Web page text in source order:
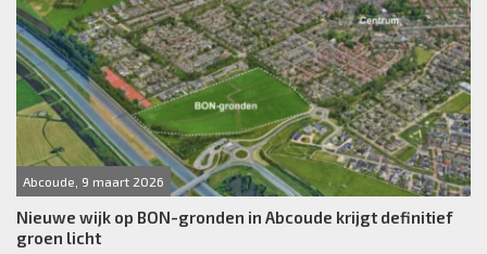
Abcoude, 9 maart 2026
Nieuwe wijk op BON-gronden in Abcoude krijgt definitief
groen licht